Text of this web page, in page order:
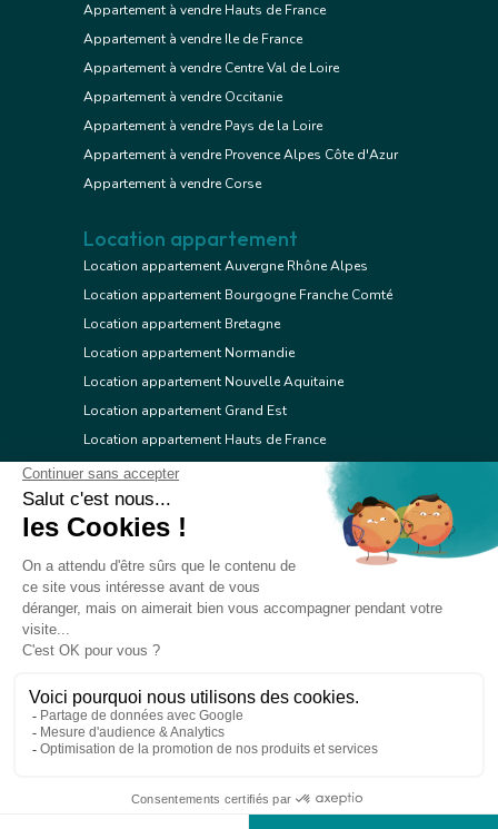
© 2026 Réseau immobilier l'Adresse
Appartement à vendre Hauts de France
Appartement à vendre Ile de France
Appartement à vendre Centre Val de Loire
Appartement à vendre Occitanie
Appartement à vendre Pays de la Loire
Appartement à vendre Provence Alpes Côte d'Azur
Appartement à vendre Corse
Location appartement
Location appartement Auvergne Rhône Alpes
Location appartement Bourgogne Franche Comté
Location appartement Bretagne
Location appartement Normandie
Location appartement Nouvelle Aquitaine
Location appartement Grand Est
Location appartement Hauts de France
Location appartement Ile de France
Location appartement Centre Val de Loire
Location appartement Occitanie
Location appartement Provence Alpes Côte d'Azur
Location appartement Corse